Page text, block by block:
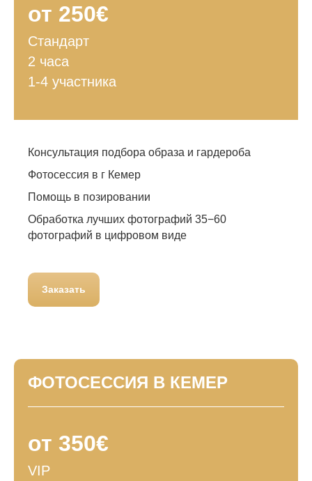
от 250€
Стандарт
2 часа
1-4 участника
Консультация подбора образа и гардероба
Фотосессия в г Кемер
Помощь в позировании
Обработка лучших фотографий 35−60
фотографий в цифровом виде
Заказать
ФОТОСЕССИЯ В КЕМЕР
от 350€
VIP